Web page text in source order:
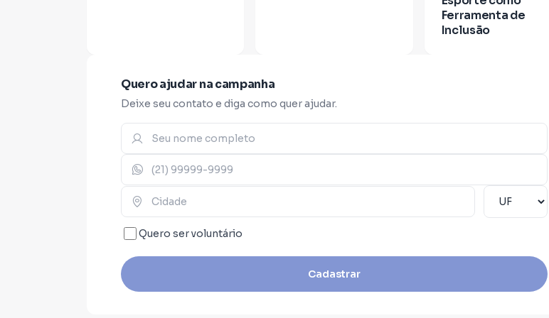
Saí daquela batalha não derrotado, mas com a certeza de que quem
A Dor não me parou, me ensinou!
Além da vivência prática, minha atuação é embasada em sólido
conhecimento técnico. Bacharel em Direito, pós-graduado em Segurança
Pública, especialista em Direito Penal e Processual Penal. Sou também
obra que mapeia estrategicamente como as facções operam e como
podemos destruí-las de forma inteligente.
Ferramenta de
Inclusão
Quero ajudar na campanha
Deixe seu contato e diga como quer ajudar.
Quero ser voluntário
Cadastrar